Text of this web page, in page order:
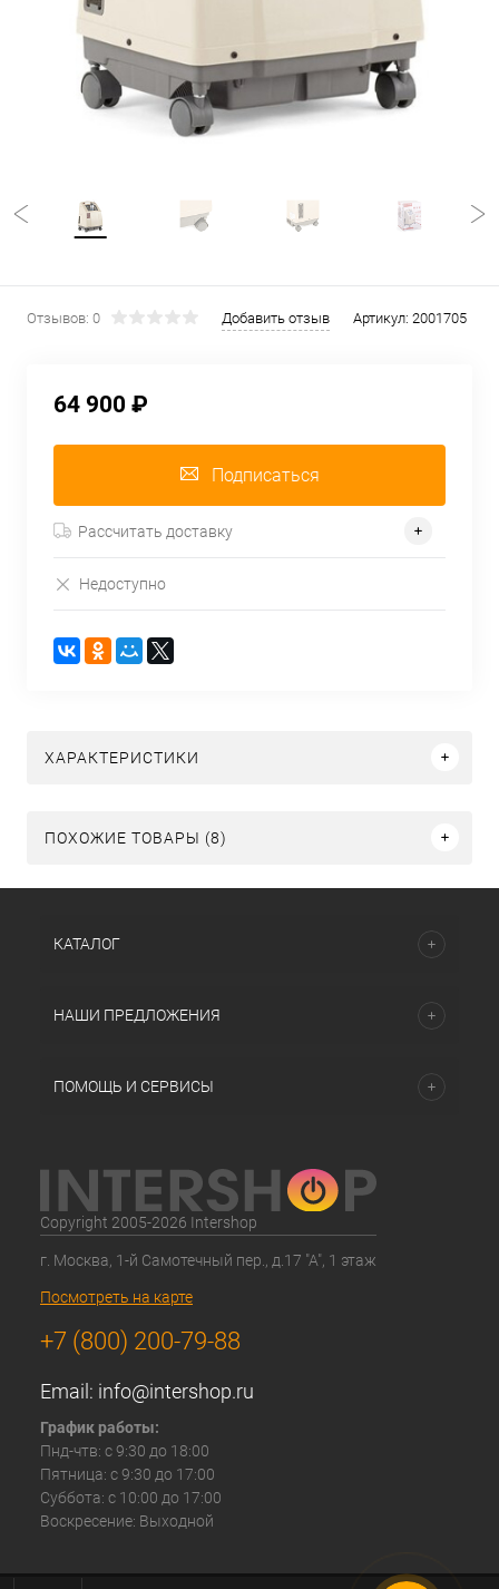
Отзывов: 0 Добавить отзыв Артикул: 2001705
64 900 ₽
Подписаться
Рассчитать доставку
Недоступно
ХАРАКТЕРИСТИКИ
ПОХОЖИЕ ТОВАРЫ (8)
КАТАЛОГ
НАШИ ПРЕДЛОЖЕНИЯ
ПОМОЩЬ И СЕРВИСЫ
Copyright 2005-2026 Intershop
г. Москва, 1-й Самотечный пер., д.17 "А", 1 этаж
Посмотреть на карте
+7 (800) 200-79-88
Email: info@intershop.ru
График работы:
Пнд-чтв: с 9:30 до 18:00
Пятница: с 9:30 до 17:00
Суббота: с 10:00 до 17:00
Воскресение: Выходной